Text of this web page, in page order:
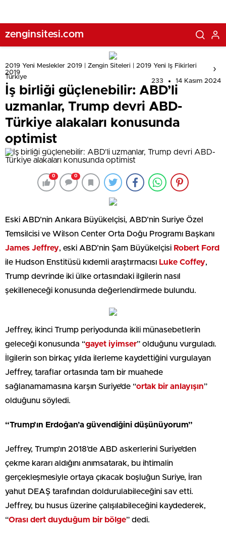
zenginsitesi.com
2019 Yeni Meslekler 2019 | Zengin Siteleri | 2019 Yeni Iş Fikirleri
2019
Türkiye
233 14 Kasım 2024
İş birliği güçlenebilir: ABD’li
uzmanlar, Trump devri ABD-
Türkiye alakaları konusunda
optimist
0 0
Eski ABD’nin Ankara Büyükelçisi, ABD’nin Suriye Özel
Temsilcisi ve Wilson Center Orta Doğu Programı Başkanı
James Jeffrey, eski ABD’nin Şam Büyükelçisi Robert Ford
ile Hudson Enstitüsü kıdemli araştırmacısı Luke Coffey,
Trump devrinde iki ülke ortasındaki ilgilerin nasıl
şekilleneceği konusunda değerlendirmede bulundu.
Jeffrey, ikinci Trump periyodunda ikili münasebetlerin
geleceği konusunda “gayet iyimser” olduğunu vurguladı.
İlgilerin son birkaç yılda ilerleme kaydettiğini vurgulayan
Jeffrey, taraflar ortasında tam bir muahede
sağlanamamasına karşın Suriye’de “ortak bir anlayışın”
olduğunu söyledi.
“Trump’ın Erdoğan’a güvendiğini düşünüyorum”
Jeffrey, Trump’ın 2018’de ABD askerlerini Suriye’den
çekme kararı aldığını anımsatarak, bu ihtimalin
gerçekleşmesiyle ortaya çıkacak boşluğun Suriye, İran
yahut DEAŞ tarafından doldurulabileceğini sav etti.
Jeffrey, bu husus üzerine çalışılabileceğini kaydederek,
“Orası dert duyduğum bir bölge” dedi.